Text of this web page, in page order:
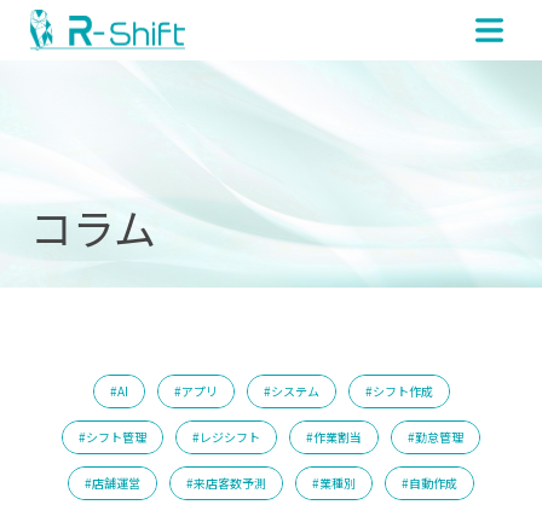
コラム
#AI #アプリ #システム #シフト作成
#シフト管理 #レジシフト #作業割当 #勤怠管理
#店舗運営 #来店客数予測 #業種別 #自動作成